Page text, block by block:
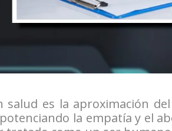
salud es la aproximación
la empatía y el